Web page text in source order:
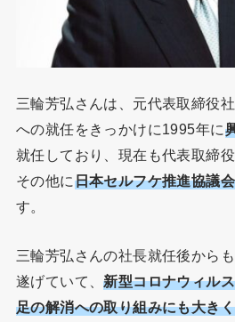
三輪芳弘さんは、元代表取締役
への就任をきっかけに1995年に
就任しており、現在も代表取締
その他に日本セルフケ推進協議
す。
三輪芳弘さんの社長就任後から
遂げていて、新型コロナウィル
足の解消への取り組みにも大き